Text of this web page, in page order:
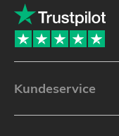
Kundeservice